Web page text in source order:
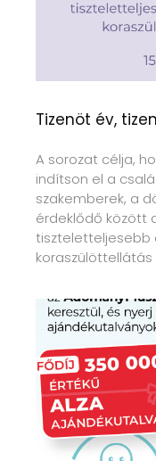
Tizenöt év,
A sorozat célja,
indítson el a
szakemberek, a
érdeklődő között
tiszteletteljesebb